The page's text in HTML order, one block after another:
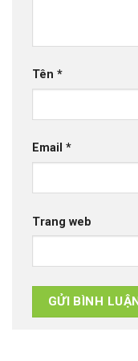
Tên *
Email *
Trang web